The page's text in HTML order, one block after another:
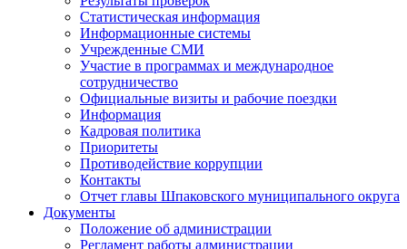
Статистическая информация
Информационные системы
Учрежденные СМИ
Участие в программах и международное
сотрудничество
Официальные визиты и рабочие поездки
Информация
Кадровая политика
Приоритеты
Противодействие коррупции
Контакты
Отчет главы Шпаковского муниципального округа
Документы
Положение об администрации
Регламент работы администрации